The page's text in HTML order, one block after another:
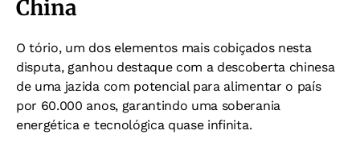
China
O tório, um dos elementos mais cobiçados nesta
disputa, ganhou destaque com a descoberta chinesa
de uma jazida com potencial para alimentar o país
por 60.000 anos, garantindo uma soberania
energética e tecnológica quase infinita.